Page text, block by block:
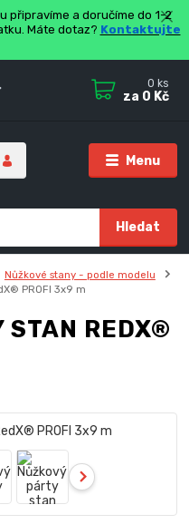
připravíme a doručíme do 1-2
Máte dotaz? Kontaktujte
Menu
Hledat
0 ks
za 0 Kč
Nůžkové stany - podle modelu
PROFI 3x9 m
STAN REDX®